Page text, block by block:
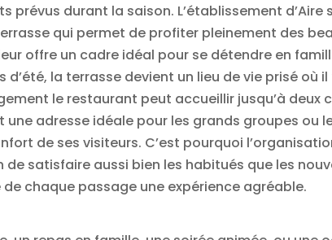
durant la saison. L’établissement d’Aire
qui permet de profiter pleinement des
offre un cadre idéal pour se détendre en
d’été, la terrasse devient un lieu de vie prisé
le restaurant peut accueillir jusqu’à
adresse idéale pour les grands groupes ou
de ses visiteurs. C’est pourquoi
satisfaire aussi bien les habitués que les
chaque passage une expérience agréable.